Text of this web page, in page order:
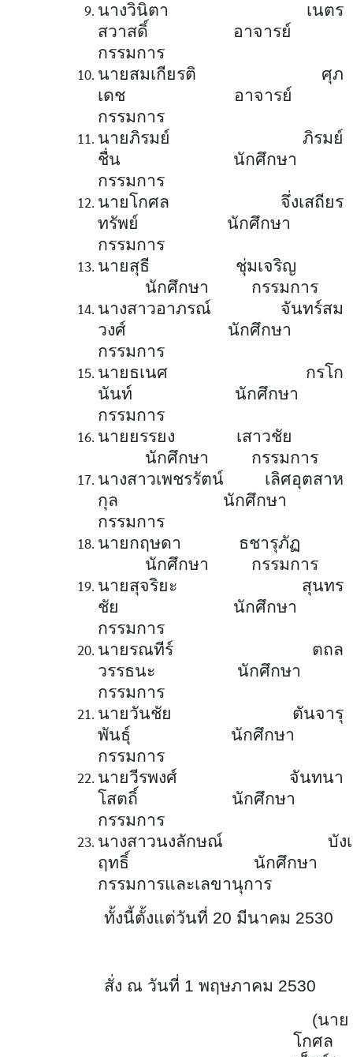
นางวินิตา เนตร
สวาสดิ์ อาจารย์
กรรมการ
นายสมเกียรติ ศุภ
เดช อาจารย์
กรรมการ
นายภิรมย์ ภิรมย์
ชื่น นักศึกษา
กรรมการ
นายโกศล จึ่งเสถียร
ทรัพย์ นักศึกษา
กรรมการ
นายสุธี ชุ่มเจริญ
นักศึกษา กรรมการ
นางสาวอาภรณ์ จันทร์สม
วงศ์ นักศึกษา
กรรมการ
นายธเนศ กรโก
นันท์ นักศึกษา
กรรมการ
นายยรรยง เสาวชัย
นักศึกษา กรรมการ
นางสาวเพชรรัตน์ เลิศอุตสาห
กุล นักศึกษา
กรรมการ
นายกฤษดา ธชารุภัฏ
นักศึกษา กรรมการ
นายสุจริยะ สุนทร
ชัย นักศึกษา
กรรมการ
นายรณทีร์ ตถล
วรรธนะ นักศึกษา
กรรมการ
นายวันชัย ตันจารุ
พันธุ์ นักศึกษา
กรรมการ
นายวีรพงศ์ จันทนา
โสตถิ์ นักศึกษา
กรรมการ
นางสาวนงลักษณ์ บังเ
ฤทธิ์ นักศึกษ
กรรมการและเลขานุการ
ทั้งนี้ตั้งแต่วันที่ 20 มีนาคม 2530
สั่ง ณ วันที่ 1 พฤษภาคม 2530
(นาย
โกศล